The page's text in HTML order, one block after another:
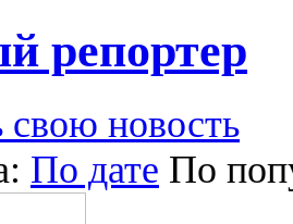
репортер
свою новость
По дате По